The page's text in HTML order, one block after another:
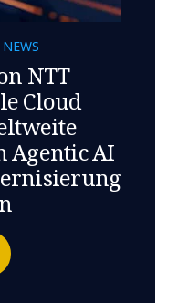
NTT
Cloud
AI